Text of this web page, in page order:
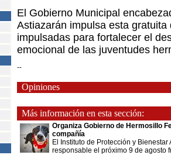
El Gobierno Municipal
Astiazarán impulsa esta
impulsadas para fortalecer el
emocional de las juventudes
--
Opiniones
Más información en esta sección:
Organiza Gobierno de Hermosillo
compañía
El Instituto de Protección y
responsable el próximo 9 de agosto